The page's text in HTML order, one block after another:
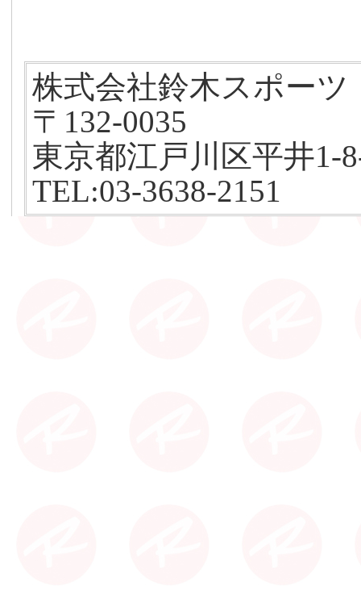
株式会社鈴木スポーツ
〒132-0035
東京都江戸川区平井1-
TEL:03-3638-2151